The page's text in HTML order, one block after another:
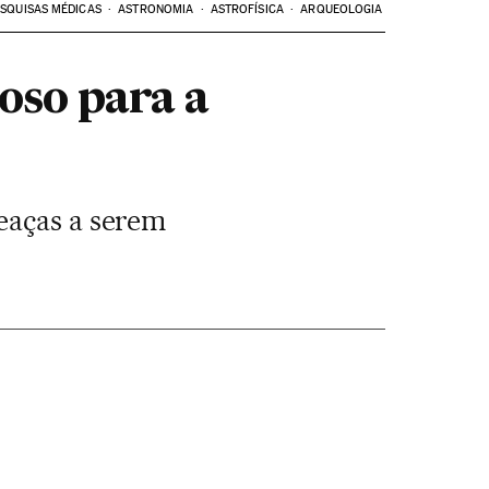
MÉDICAS ASTRONOMIA ASTROFÍSICA ARQUEOLOGIA
para a
a serem